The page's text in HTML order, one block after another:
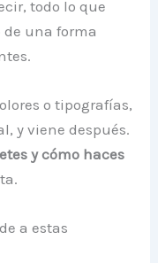
todo lo que
una forma
o tipografías,
y viene después.
y cómo haces
a estas